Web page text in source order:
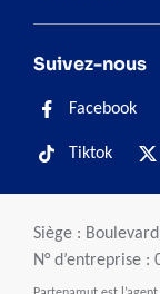
Suivez-nous
Facebook
Tiktok
Siège :
N° d’entreprise :